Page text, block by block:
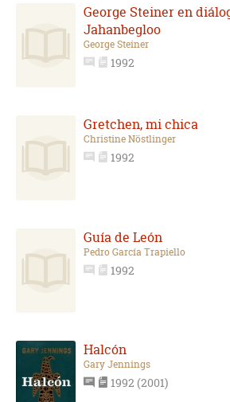
George Steiner en
Jahanbegloo
George Steiner
1992
Gretchen, mi chica
Christine Nöstlinger
1992
Guía de León
Pedro García Trapiello
1992
Halcón
Gary Jennings
1992 (2001)